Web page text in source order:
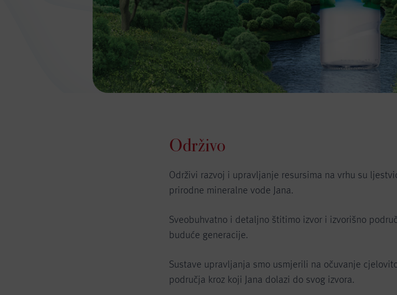
Održivo
Održivi razvoj i upravljanje resursima na vrhu su
prirodne mineralne vode Jana.
Sveobuhvatno i detaljno štitimo izvor i izvorišno
buduće generacije.
Sustave upravljanja smo usmjerili na očuvanje
područja kroz koji Jana dolazi do svog izvora.